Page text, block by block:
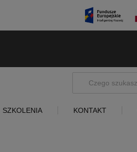
SZKOLENIA KONTAKT